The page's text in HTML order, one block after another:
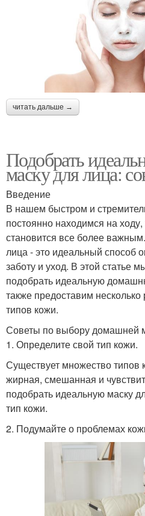
читать дальше →
Подобрать
маску для лица:
Введение
В нашем быстром и
постоянно находимся на
становится все более
лица - это идеальный способ
заботу и уход. В этой статье
подобрать идеальную
также предоставим
типов кожи.
Советы по выбору домашней
1. Определите свой тип кожи.
Существует множество типов
жирная, смешанная и
подобрать идеальную маску
тип кожи.
2. Подумайте о проблемах